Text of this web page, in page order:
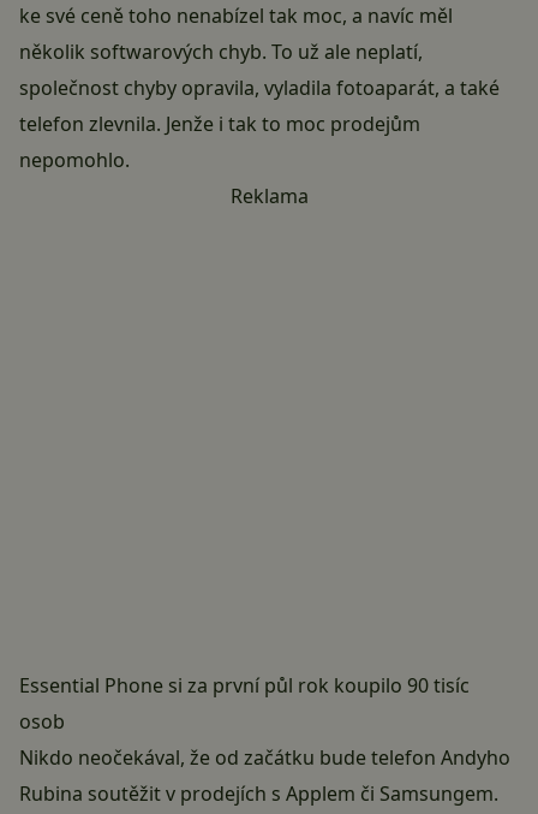
ke své ceně toho nenabízel tak moc, a navíc měl
několik softwarových chyb. To už ale neplatí,
společnost chyby opravila, vyladila fotoaparát, a také
telefon zlevnila. Jenže i tak to moc prodejům
nepomohlo.
Reklama
Essential Phone si za první půl rok koupilo 90 tisíc
osob
Nikdo neočekával, že od začátku bude telefon Andyho
Rubina soutěžit v prodejích s Applem či Samsungem.